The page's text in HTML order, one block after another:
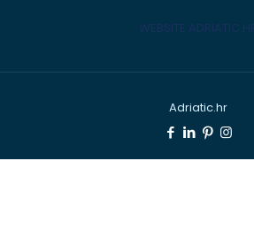
WEBSITE ADRIATIC.HR
Adriatic.hr